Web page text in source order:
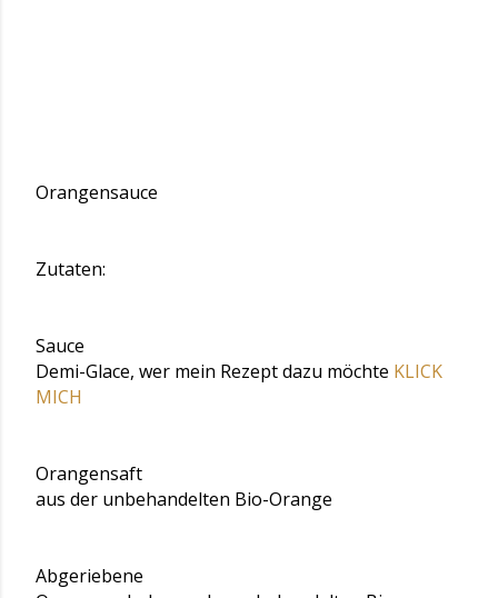
Orangensauce
Zutaten:
Sauce
Demi-Glace, wer mein Rezept dazu möchte KLICK
MICH
Orangensaft
aus der unbehandelten Bio-Orange
Abgeriebene